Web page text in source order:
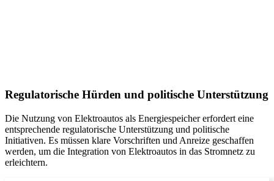
Regulatorische Hürden und politische Unterstützung
Die Nutzung von Elektroautos als Energiespeicher erfordert eine
entsprechende regulatorische Unterstützung und politische
Initiativen. Es müssen klare Vorschriften und Anreize geschaffen
werden, um die Integration von Elektroautos in das Stromnetz zu
erleichtern.